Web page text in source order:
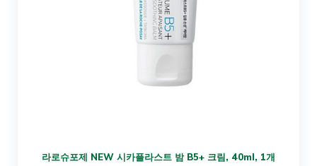
라로슈포제 NEW 시카플라스트 밤 B5+ 크림, 40ml, 1개